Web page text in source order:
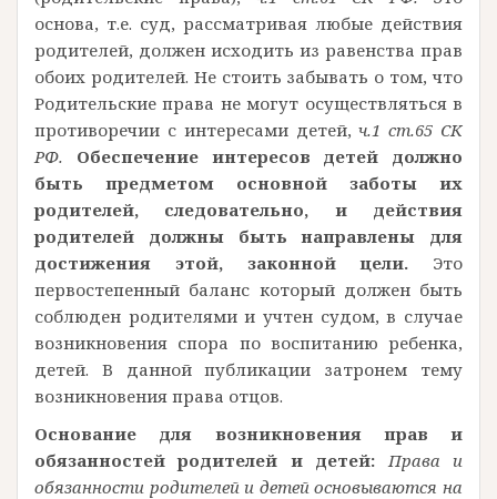
основа, т.е. суд, рассматривая любые действия
родителей, должен исходить из равенства прав
обоих родителей. Не стоить забывать о том, что
Родительские права не могут осуществляться в
противоречии с интересами детей,ч.1 ст.65 СК
РФ.
Обеспечение интересов детей должно
быть предметом основной заботы их
родителей, следовательно, и действия
родителей должны быть направлены для
достижения этой, законной цели. Это
первостепенный баланс который должен быть
соблюден родителями и учтен судом, в случае
возникновения спора по воспитанию ребенка,
детей. В данной публикации затронем тему
возникновения права отцов.
Основание для возникновения прав и
обязанностей родителей и детей: Права и
обязанности родителей и детей основываются на